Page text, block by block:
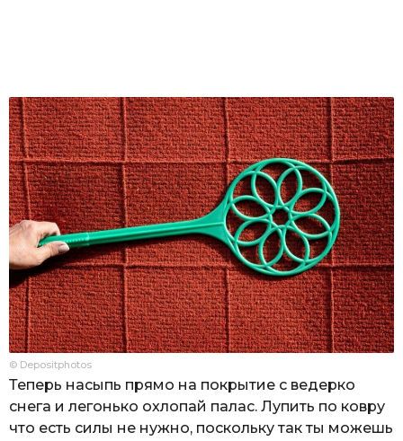
© Depositphotos
Теперь насыпь прямо на покрытие с ведерко
снега и легонько охлопай палас. Лупить по ковру
что есть силы не нужно, поскольку так ты можешь